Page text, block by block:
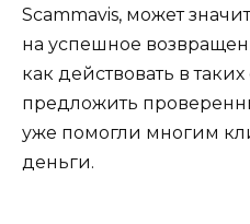
Scammavis, может
на успешное
как действовать в
предложить
уже помогли многим
деньги.